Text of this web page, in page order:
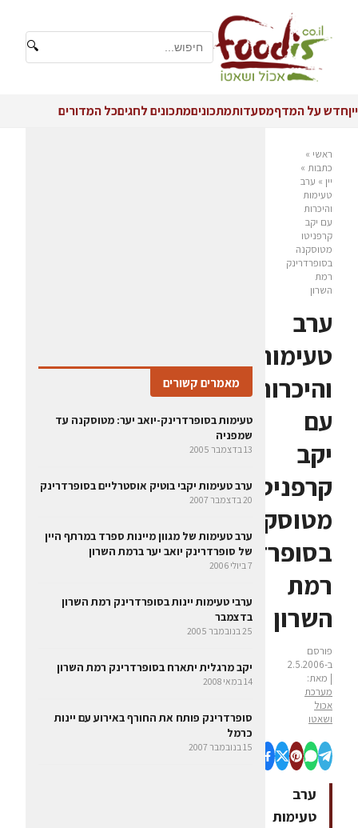
🔍
ייןחדש על המדףמסעדותמתכוניםמתכונים לחגיםכל המדורים
ראשי »
כתבות »
יין » ערב
טעימות
והיכרות
עם יקב
קרפניטו
מטוסקנה
בסופרדרינק
רמת
השרון
ערב
טעימות
והיכרות
עם
יקב
קרפניטו
מטוסקנה
בסופרדרינק
רמת
השרון
פורסם
ב-2.5.2006
| מאת:
מערכת
אכול
ושאטו
ערב
טעימות
מאמרים קשורים
טעימות בסופרדרינק-יואב יער: מטוסקנה עד
שמפניה
13 בדצמבר 2005
ערב טעימות יקבי בוטיק אוסטרליים בסופרדרינק
20 בדצמבר 2007
ערב טעימות של מגוון מיינות ספרד במרתף היין
של סופרדרינק יואב יער ברמת השרון
7 ביולי 2006
ערבי טעימות יינות בסופרדרינק רמת השרון
בדצמבר
25 בנובמבר 2005
יקב מרגלית יתארח בסופרדרינק רמת השרון
14 במאי 2008
סופרדרינק פותח את החורף באירוע עם יינות
כרמל
15 בנובמבר 2007